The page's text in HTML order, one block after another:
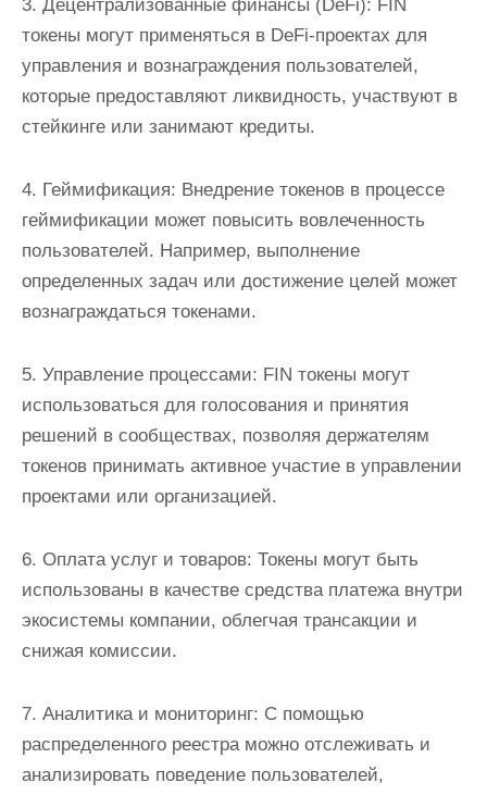
3. Децентрализованные финансы (DeFi): FIN
токены могут применяться в DeFi-проектах для
управления и вознаграждения пользователей,
которые предоставляют ликвидность, участвуют в
стейкинге или занимают кредиты.
4. Геймификация: Внедрение токенов в процессе
геймификации может повысить вовлеченность
пользователей. Например, выполнение
определенных задач или достижение целей может
вознаграждаться токенами.
5. Управление процессами: FIN токены могут
использоваться для голосования и принятия
решений в сообществах, позволяя держателям
токенов принимать активное участие в управлении
проектами или организацией.
6. Оплата услуг и товаров: Токены могут быть
использованы в качестве средства платежа внутри
экосистемы компании, облегчая трансакции и
снижая комиссии.
7. Аналитика и мониторинг: С помощью
распределенного реестра можно отслеживать и
анализировать поведение пользователей,